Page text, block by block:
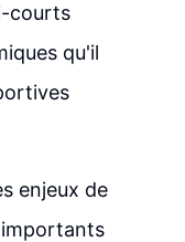
courts
qu'il
enjeux de